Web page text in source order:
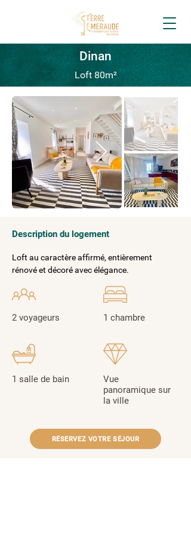
Dinan
Loft 80m²
Description du logement
Loft au caractère affirmé, entièrement
rénové et décoré avec élégance.
2 voyageurs
1 salle de bain
1 chambre
Vue
panoramique sur
la ville
RÉSERVEZ VOTRE SÉJOUR